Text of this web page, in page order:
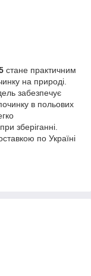
стане практичним
на природі.
забезпечує
в польових
зберіганні.
по Україні